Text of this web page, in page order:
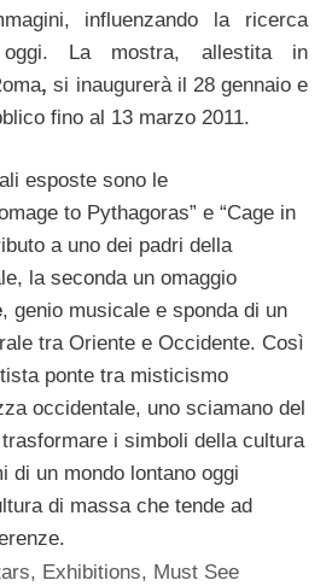
influenzando la ricerca
La mostra, allestita in
, si inaugurerà il 28 gennaio e
fino al 13 marzo 2011.
esposte sono le
to Pythagoras” e “Cage in
a uno dei padri della
la seconda un omaggio
, genio musicale e sponda di un
tra Oriente e Occidente. Così
ponte tra misticismo
occidentale, uno sciamano del
i simboli della cultura
di un mondo lontano oggi
di massa che tende ad
, Exhibitions, Must See